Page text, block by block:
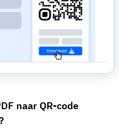
naar QR-code